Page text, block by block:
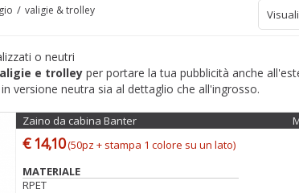
valigie & trolley
o neutri
e trolley per portare la tua pubblicità anche
versione neutra sia al dettaglio che all'ingrosso.
Zaino da cabina Banter
€ 14,10(50pz + stampa 1 colore su un lato)
MATERIALE
RPET